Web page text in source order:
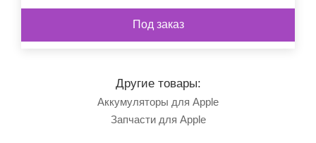
Под заказ
Другие товары:
Аккумуляторы для Apple
Запчасти для Apple